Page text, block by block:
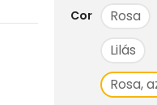
Cor Rosa
Lilás
Rosa,